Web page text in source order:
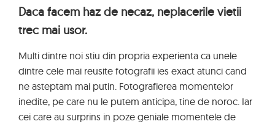
Daca facem haz de necaz, neplacerile vietii
trec mai usor.
Multi dintre noi stiu din propria experienta ca unele
dintre cele mai reusite fotografii ies exact atunci cand
ne asteptam mai putin. Fotografierea momentelor
inedite, pe care nu le putem anticipa, tine de noroc. Iar
cei care au surprins in poze geniale momentele de